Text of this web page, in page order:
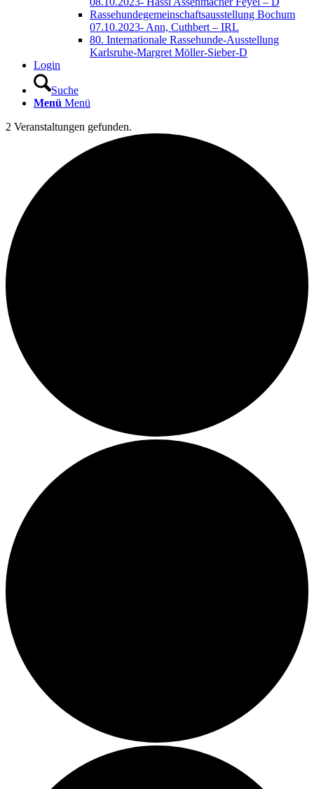
Rassehundegemeinschaftsausstellung Bochum
07.10.2023- Ann, Cuthbert – IRL
80. Internationale Rassehunde-Ausstellung
Karlsruhe-Margret Möller-Sieber-D
Login
Suche
Menü Menü
2 Veranstaltungen gefunden.